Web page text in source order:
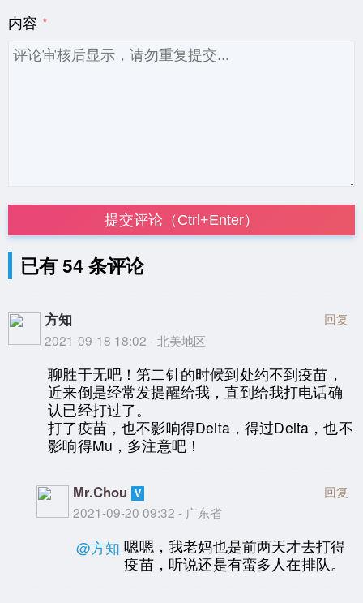
内容
提交评论（Ctrl+Enter）
已有 54 条评论
方知
2021-09-18 18:02 - 北美地区
回复
聊胜于无吧！第二针的时候到处约不到疫苗，
近来倒是经常发提醒给我，直到给我打电话确
认已经打过了。
打了疫苗，也不影响得Delta，得过Delta，也不
影响得Mu，多注意吧！
Mr.Chou
2021-09-20 09:32 - 广东省
回复
@方知 嗯嗯，我老妈也是前两天才去打得
疫苗，听说还是有蛮多人在排队。